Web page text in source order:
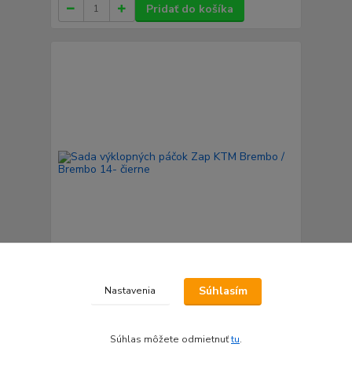
Pridať do košíka
Sada výklopných páčok Zap KTM Brembo /
Pridať do košíka
Nastavenia Súhlasím
Súhlas môžete odmietnuťtu.